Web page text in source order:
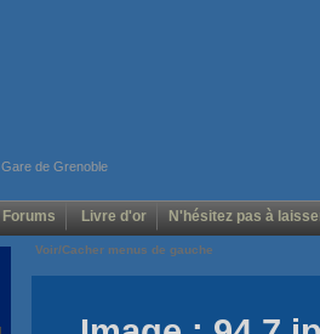
Gare de Grenoble
Forums Livre d'or N'hésitez pas à
Voir/Cacher menus de gauche